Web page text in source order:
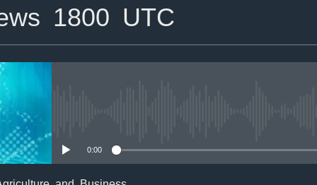
1800 UTC
0:00